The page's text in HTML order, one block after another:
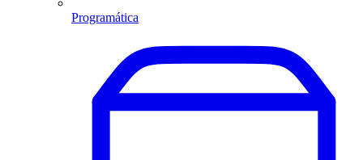
Programática